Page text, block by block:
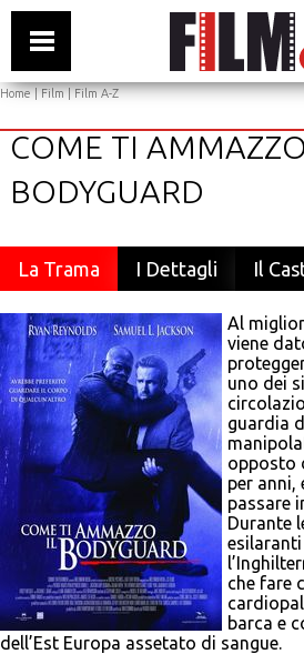
Home|Film|Film A-Z
COME TI AMMAZZO
BODYGUARD
La Trama I Dettagli Il
Al
viene
uno dei
guardia
opposto
per anni,
passare
Durante
che fare
barca e
dell’Est Europa assetato di sangue.